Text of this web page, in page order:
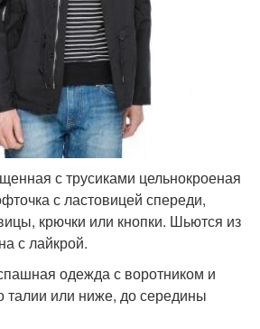
с трусиками цельнокроеная
с ластовицей спереди,
крючки или кнопки. Шьются из
с лайкрой.
одежда с воротником и
талии или ниже, до середины